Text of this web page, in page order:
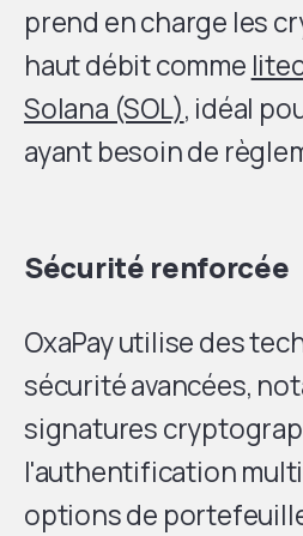
prend en charge les
haut débit comme
Solana (SOL), idéal
ayant besoin de
Sécurité renforcée
OxaPay utilise des
sécurité avancées,
signatures
l'authentification
options de